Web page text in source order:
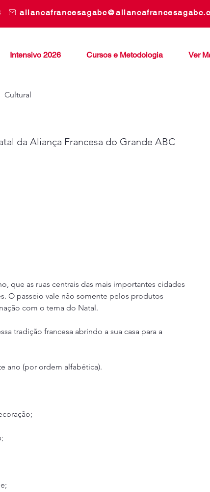
Intensivo 2026 Cursos e Metodologia Ver
Cultural
da Aliança Francesa do Grande ABC
que as ruas centrais das mais importantes cidades
O passeio vale não somente pelos produtos
com o tema do Natal.
tradição francesa abrindo a sua casa para a
ano (por ordem alfabética).